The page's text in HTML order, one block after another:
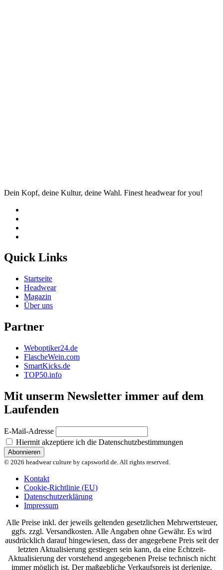
Dein Kopf, deine Kultur, deine Wahl. Finest headwear for you!
Quick Links
Startseite
Headwear
Magazin
Über uns
Partner
Weboptiker24.de
FlascheWein.com
SmartKicks.de
TOP50.info
Mit unserm Newsletter immer auf dem
Laufenden
E-Mail-Adresse
Hiermit akzeptiere ich die Datenschutzbestimmungen
© 2026 headwear culture by capsworld.de. All rights reserved.
Kontakt
Cookie-Richtlinie (EU)
Datenschutzerklärung
Impressum
Alle Preise inkl. der jeweils geltenden gesetzlichen Mehrwertsteuer,
ggfs. zzgl. Versandkosten. Alle Angaben ohne Gewähr. Es wird
ausdrücklich darauf hingewiesen, dass der angegebene Preis seit der
letzten Aktualisierung gestiegen sein kann, da eine Echtzeit-
Aktualisierung der vorstehend angegebenen Preise technisch nicht
immer möglich ist. Der maßgebliche Verkaufspreis ist derjenige,